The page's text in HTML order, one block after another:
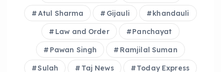
Atul Sharma Gijauli khandauli
Law and Order Panchayat
Pawan Singh Ramjilal Suman
Sulah Taj News Today Express